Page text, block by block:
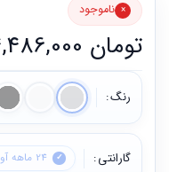
تومان
ناموجود
رنگ
گارانتی 24 ماهه آونگ